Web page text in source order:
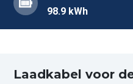
98.9 kWh
Laadkabel voor